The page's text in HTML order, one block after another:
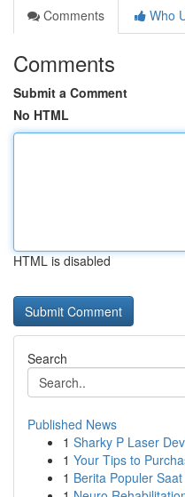
Comments
Who
Comments
Submit a Comment
No HTML
HTML is disabled
Search
Published News
1 Sharky P Laser
1 Your Tips to
1 Berita Populer